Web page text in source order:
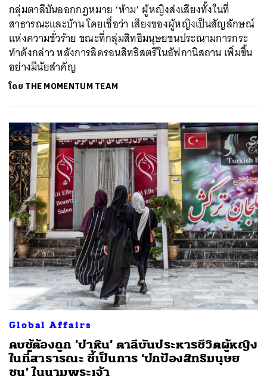
กลุ่มตาลีบันออกกฎหมาย ‘ห้าม’ ผู้หญิงส่งเสียงทั้งในที่
สาธารณะและบ้าน โดยเชื่อว่า เสียงของผู้หญิงเป็นสัญลักษณ์
แห่งความชั่วร้าย ขณะที่กลุ่มสิทธิมนุษยชนประณามการกระ
ทำดังกล่าว หลังการลิดรอนสิทธิสตรีในอัฟกานิสถาน เพิ่มขึ้น
อย่างมีนัยสำคัญ
โดย THE MOMENTUM TEAM
Global Affairs
คบชู้ต้องถูก ‘ปาหิน’ ตาลีบันประหารชีวิตผู้หญิง
ในที่สาธารณะ ชี้เป็นการ ‘ปกป้องสิทธิมนุษย
ชน’ ในนามพระเจ้า
ค้นหา
SHARE TWEET LINE EMAIL